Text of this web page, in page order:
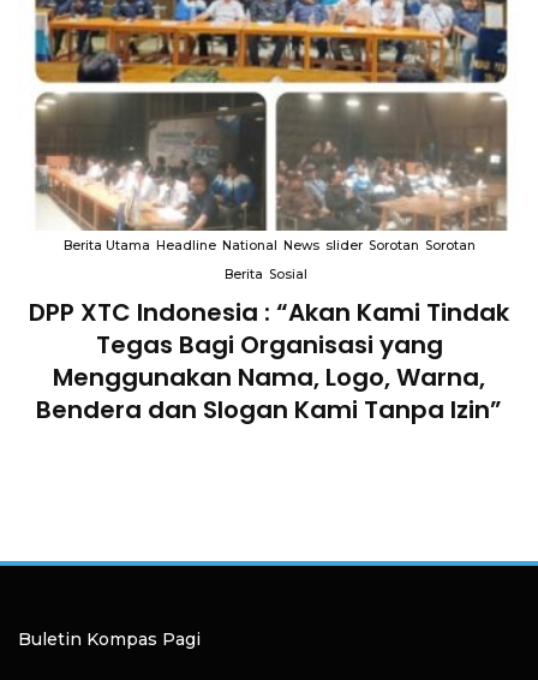
Berita Utama Headline National News slider Sorotan Sorotan
Berita Sosial
DPP XTC Indonesia : “Akan Kami Tindak
Tegas Bagi Organisasi yang
Menggunakan Nama, Logo, Warna,
Bendera dan Slogan Kami Tanpa Izin”
Buletin Kompas Pagi